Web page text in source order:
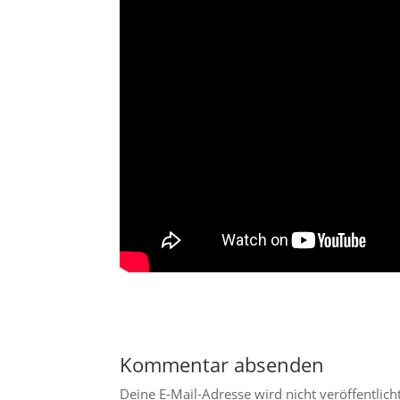
Kommentar absenden
Deine E-Mail-Adresse wird nicht